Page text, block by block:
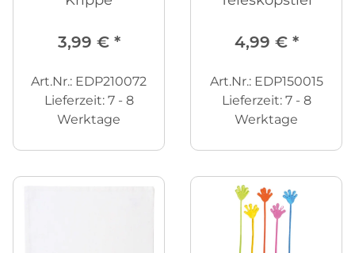
3,99 € *
Art.Nr.: EDP210072
Lieferzeit: 7 - 8
Werktage
4,99 € *
Art.Nr.: EDP150015
Lieferzeit: 7 - 8
Werktage